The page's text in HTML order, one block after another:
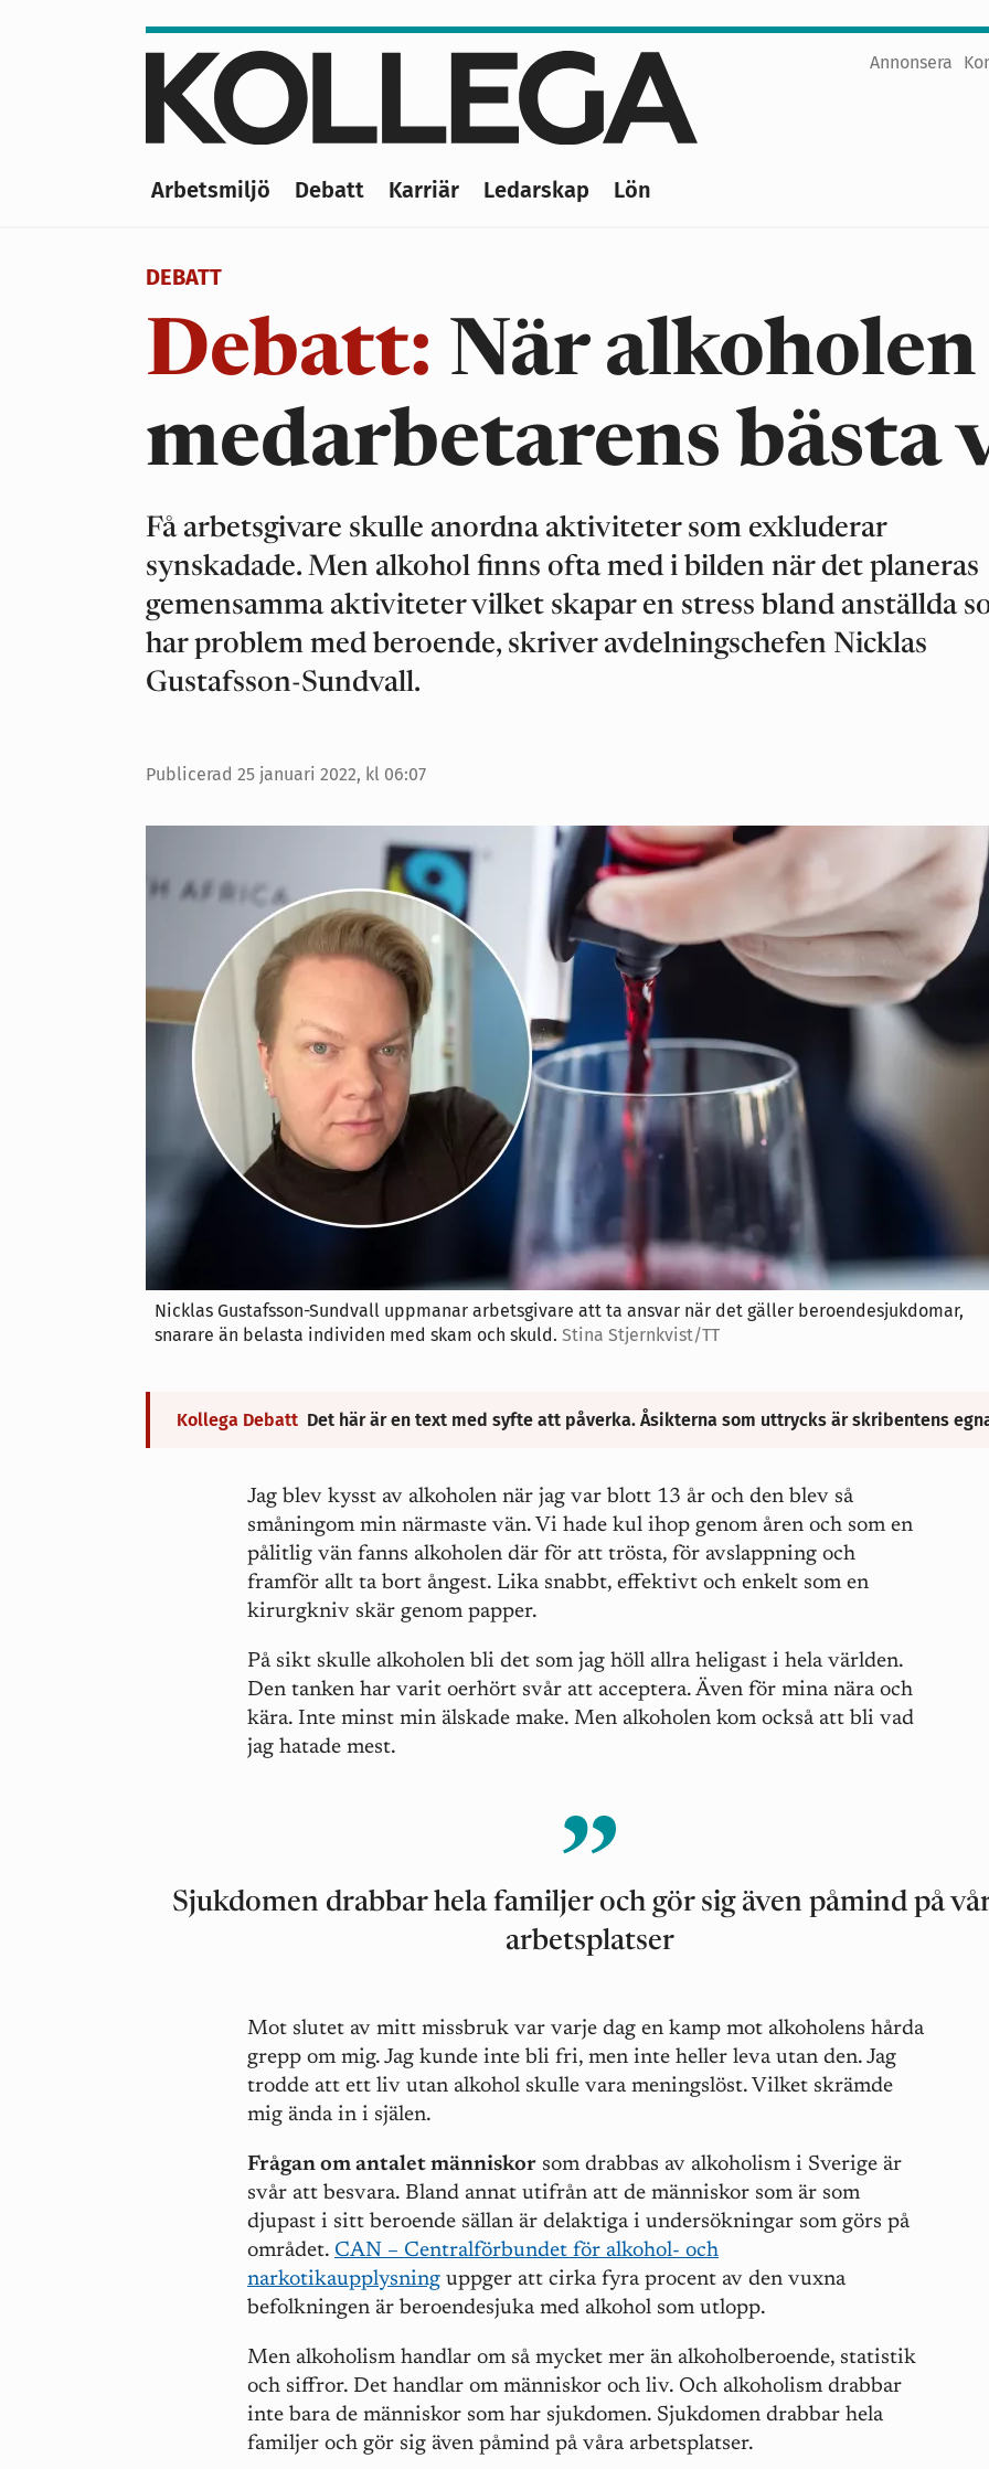
Annonsera
Arbetsmiljö Debatt Karriär Ledarskap Lön
DEBATT
Debatt: När
medarbetarens bästa
Få arbetsgivare skulle anordna aktiviteter som exkluderar
synskadade. Men alkohol finns ofta med i bilden när det planeras
gemensamma aktiviteter vilket skapar en stress bland anställda
har problem med beroende, skriver avdelningschefen Nicklas
Gustafsson-Sundvall.
Publicerad 25 januari 2022, kl 06:07
Nicklas Gustafsson-Sundvall uppmanar arbetsgivare att ta ansvar när det gäller beroendesjukdomar,
snarare än belasta individen med skam och skuld. Stina Stjernkvist/TT
Kollega Debatt Det här är en text med syfte att påverka. Åsikterna som uttrycks är skribentens
Jag blev kysst av alkoholen när jag var blott 13 år och den blev så
småningom min närmaste vän. Vi hade kul ihop genom åren och som en
pålitlig vän fanns alkoholen där för att trösta, för avslappning och
framför allt ta bort ångest. Lika snabbt, effektivt och enkelt som en
kirurgkniv skär genom papper.
På sikt skulle alkoholen bli det som jag höll allra heligast i hela världen.
Den tanken har varit oerhört svår att acceptera. Även för mina nära och
kära. Inte minst min älskade make. Men alkoholen kom också att bli vad
jag hatade mest.
Sjukdomen drabbar hela familjer och gör sig även påmind på
arbetsplatser
Mot slutet av mitt missbruk var varje dag en kamp mot alkoholens hårda
grepp om mig. Jag kunde inte bli fri, men inte heller leva utan den. Jag
trodde att ett liv utan alkohol skulle vara meningslöst. Vilket skrämde
mig ända in i själen.
Frågan om antalet människor som drabbas av alkoholism i Sverige är
svår att besvara. Bland annat utifrån att de människor som är som
djupast i sitt beroende sällan är delaktiga i undersökningar som görs på
området. CAN – Centralförbundet för alkohol- och
narkotikaupplysning uppger att cirka fyra procent av den vuxna
befolkningen är beroendesjuka med alkohol som utlopp.
Men alkoholism handlar om så mycket mer än alkoholberoende, statistik
och siffror. Det handlar om människor och liv. Och alkoholism drabbar
inte bara de människor som har sjukdomen. Sjukdomen drabbar hela
familjer och gör sig även påmind på våra arbetsplatser.